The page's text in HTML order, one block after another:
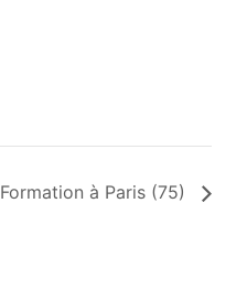
Formation à Paris (75)